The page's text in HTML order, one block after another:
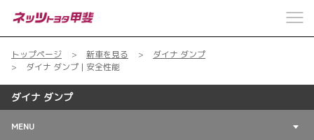
トップページ 新車を見る
ダイナ ダンプ
ダイナ ダンプ | 安全性能
ダイナ ダンプ
MENU